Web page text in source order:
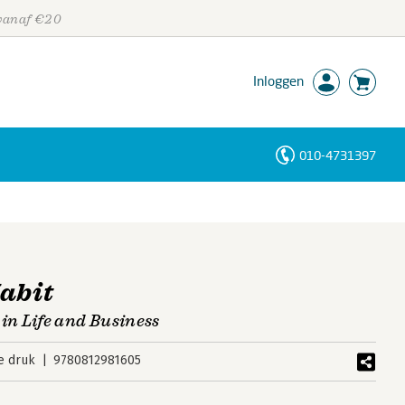
€20
Inloggen
010-4731397
Life and Business
druk 9780812981605
Personen